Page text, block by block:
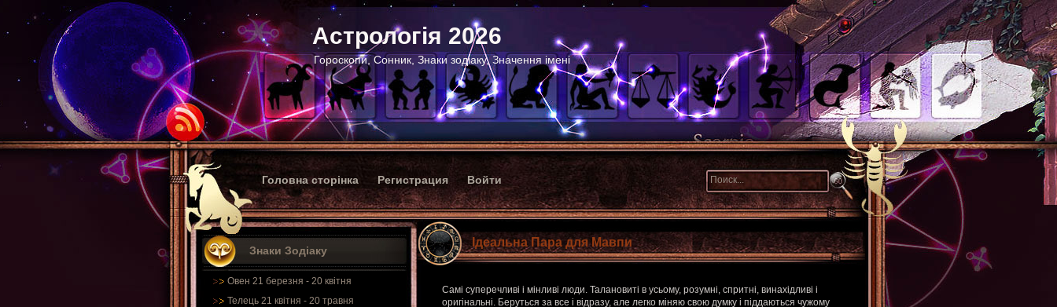
Астрологія 2026
Гороскопи, Сонник, Знаки зодіаку, Значення імені
Головна сторінка Регистрация Войти
Знаки Зодіаку
Овен 21 березня - 20 квітня
Телець 21 квітня - 20 травня
Ідеальна Пара для Мавпи
Самі суперечливі і мінливі люди. Талановиті в усьому, розумні, спритні, винахідливі і
оригінальні. Беруться за все і відразу, але легко міняю свою думку і піддаються чужому